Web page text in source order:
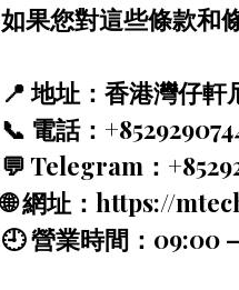
如果您對這些條款和
📍 地址：香港灣仔
📞 電話：
💬 Telegram：
🌐 網址： https://
🕘 營業時間：09:00